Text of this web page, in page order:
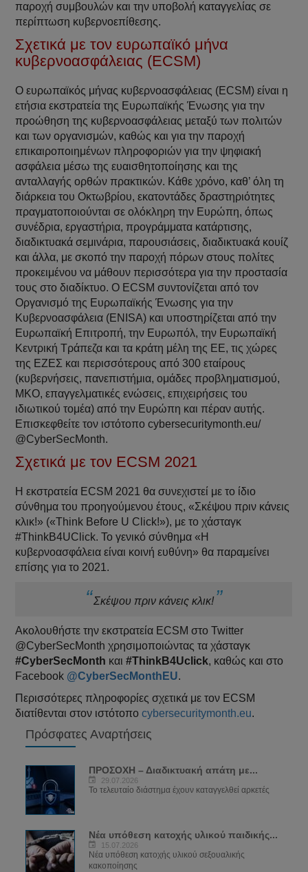
παροχή συμβουλών και την υποβολή καταγγελίας σε
περίπτωση κυβερνοεπίθεσης.
Σχετικά με τον ευρωπαϊκό μήνα
κυβερνοασφάλειας (ECSM)
Ο ευρωπαϊκός μήνας κυβερνοασφάλειας (ECSM) είναι η
ετήσια εκστρατεία της Ευρωπαϊκής Ένωσης για την
προώθηση της κυβερνοασφάλειας μεταξύ των πολιτών
και των οργανισμών, καθώς και για την παροχή
επικαιροποιημένων πληροφοριών για την ψηφιακή
ασφάλεια μέσω της ευαισθητοποίησης και της
ανταλλαγής ορθών πρακτικών. Κάθε χρόνο, καθ’ όλη τη
διάρκεια του Οκτωβρίου, εκατοντάδες δραστηριότητες
πραγματοποιούνται σε ολόκληρη την Ευρώπη, όπως
συνέδρια, εργαστήρια, προγράμματα κατάρτισης,
διαδικτυακά σεμινάρια, παρουσιάσεις, διαδικτυακά κουίζ
και άλλα, με σκοπό την παροχή πόρων στους πολίτες
προκειμένου να μάθουν περισσότερα για την προστασία
τους στο διαδίκτυο. Ο ECSM συντονίζεται από τον
Οργανισμό της Ευρωπαϊκής Ένωσης για την
Κυβερνοασφάλεια (ENISA) και υποστηρίζεται από την
Ευρωπαϊκή Επιτροπή, την Ευρωπόλ, την Ευρωπαϊκή
Κεντρική Τράπεζα και τα κράτη μέλη της ΕΕ, τις χώρες
της ΕΖΕΣ και περισσότερους από 300 εταίρους
(κυβερνήσεις, πανεπιστήμια, ομάδες προβληματισμού,
ΜΚΟ, επαγγελματικές ενώσεις, επιχειρήσεις του
ιδιωτικού τομέα) από την Ευρώπη και πέραν αυτής.
Επισκεφθείτε τον ιστότοπο cybersecuritymonth.eu/
@CyberSecMonth.
Σχετικά με τον ECSM 2021
Η εκστρατεία ECSM 2021 θα συνεχιστεί με το ίδιο
σύνθημα του προηγούμενου έτους, «Σκέψου πριν κάνεις
κλικ!» («Think Before U Click!»), με το χάσταγκ
#ThinkB4UClick. Το γενικό σύνθημα «Η
κυβερνοασφάλεια είναι κοινή ευθύνη» θα παραμείνει
επίσης για το 2021.
Σκέψου πριν κάνεις κλικ!
Ακολουθήστε την εκστρατεία ECSM στο Twitter
@CyberSecMonth χρησιμοποιώντας τα χάσταγκ
#CyberSecMonth και#ThinkB4Uclick, καθώς και στο
Facebook @CyberSecMonthEU.
Περισσότερες πληροφορίες σχετικά με τον ECSM
διατίθενται στον ιστότοποcybersecuritymonth.eu.
Πρόσφατες Αναρτήσεις
ΠΡΟΣΟΧΗ – Διαδικτυακή απάτη με...
29.07.2026
Το τελευταίο διάστημα έχουν καταγγελθεί αρκετές
Νέα υπόθεση κατοχής υλικού παιδικής...
15.07.2026
Νέα υπόθεση κατοχής υλικού σεξουαλικής
κακοποίησης